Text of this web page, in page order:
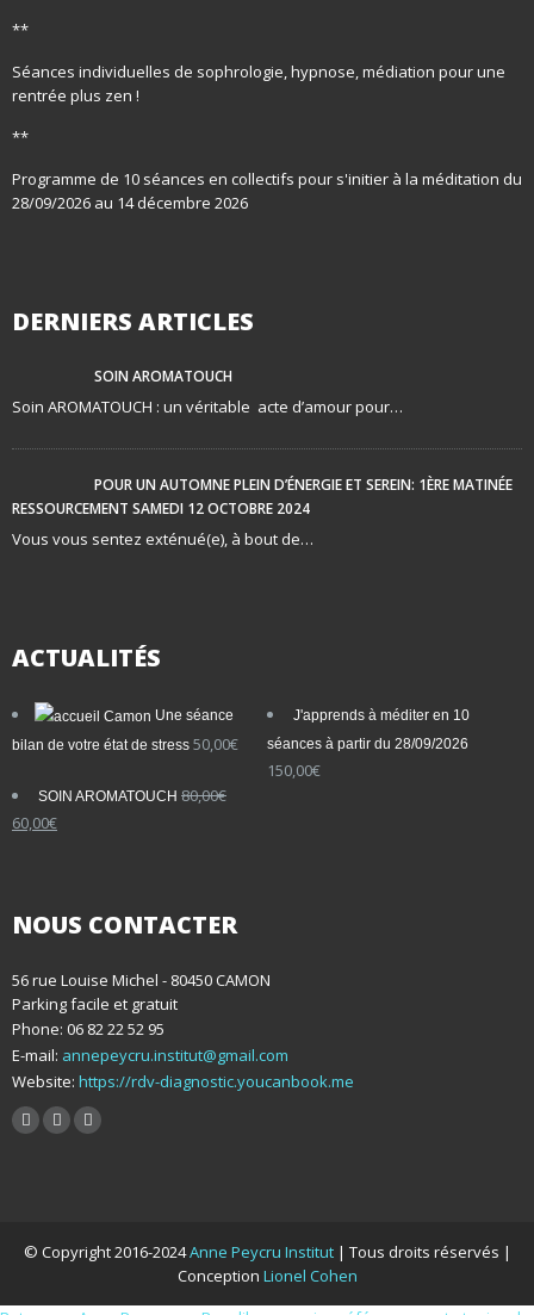
**
Séances individuelles de sophrologie, hypnose, médiation pour une
rentrée plus zen !
**
Programme de 10 séances en collectifs pour s'initier à la méditation du
28/09/2026 au 14 décembre 2026
DERNIERS ARTICLES
SOIN AROMATOUCH
Soin AROMATOUCH : un véritable acte d’amour pour…
POUR UN AUTOMNE PLEIN D’ÉNERGIE ET SEREIN: 1ÈRE MATINÉE
RESSOURCEMENT SAMEDI 12 OCTOBRE 2024
Vous vous sentez exténué(e), à bout de…
ACTUALITÉS
Une séance
bilan de votre état de stress 50,00€
J'apprends à méditer en 10
séances à partir du 28/09/2026
150,00€
SOIN AROMATOUCH 80,00€
60,00€
NOUS CONTACTER
56 rue Louise Michel - 80450 CAMON
Parking facile et gratuit
Phone: 06 82 22 52 95
E-mail: annepeycru.institut@gmail.com
Website: https://rdv-diagnostic.youcanbook.me
© Copyright 2016-2024Anne Peycru Institut | Tous droits réservés |
Conception Lionel Cohen